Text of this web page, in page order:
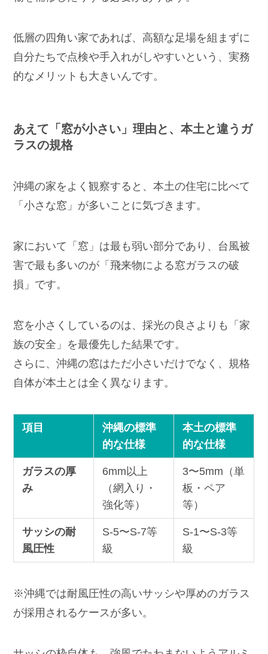
低層の四角い家であれば、高額な足場を組まずに
自分たちで点検や手入れがしやすいという、実務
的なメリットも大きいんです。
あえて「窓が小さい」理由と、本土と違うガ
ラスの規格
沖縄の家をよく観察すると、本土の住宅に比べて
「小さな窓」が多いことに気づきます。
家において「窓」は最も弱い部分であり、台風被
害で最も多いのが「飛来物による窓ガラスの破
損」です。
窓を小さくしているのは、採光の良さよりも「家
族の安全」を最優先した結果です。
さらに、沖縄の窓はただ小さいだけでなく、規格
自体が本土とは全く異なります。
項目
沖縄の標準
的な仕様
本土の標準
的な仕様
ガラスの厚
み
6mm以上
（網入り・
強化等）
3〜5mm（単
板・ペア
等）
サッシの耐
風圧性
S-5〜S-7等
級
S-1〜S-3等
級
※沖縄では耐風圧性の高いサッシや厚めのガラス
が採用されるケースが多い。